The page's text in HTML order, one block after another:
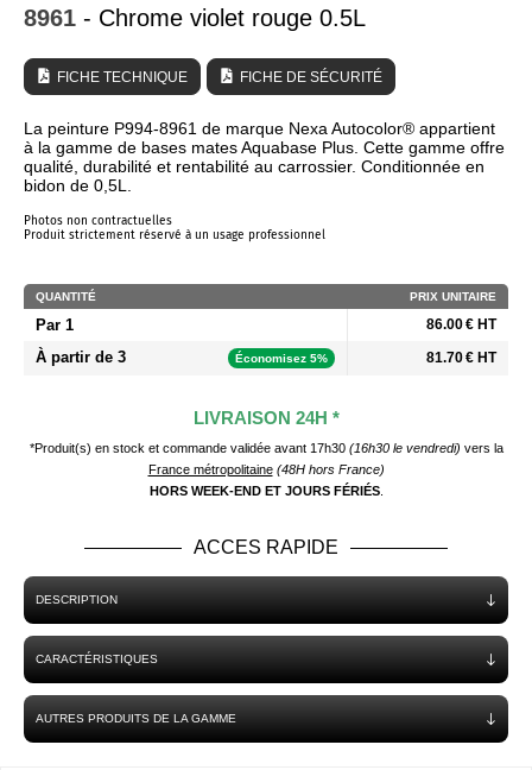
8961 - Chrome violet rouge 0.5L
FICHE TECHNIQUE FICHE DE SÉCURITÉ
La peinture P994-8961 de marque Nexa Autocolor® appartient
à la gamme de bases mates Aquabase Plus. Cette gamme offre
qualité, durabilité et rentabilité au carrossier. Conditionnée en
bidon de 0,5L.
Photos non contractuelles
Produit strictement réservé à un usage professionnel
QUANTITÉ PRIX UNITAIRE
Par 1 86.00 € HT
À partir de 3 Économisez 5% 81.70 € HT
LIVRAISON 24H *
*Produit(s) en stock et commande validée avant 17h30 (16h30 le vendredi) vers la
France métropolitaine (48H hors France)
HORS WEEK-END ET JOURS FÉRIÉS.
ACCES RAPIDE
DESCRIPTION
CARACTÉRISTIQUES
AUTRES PRODUITS DE LA GAMME